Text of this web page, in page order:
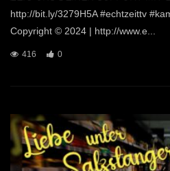
http://bit.ly/3279H5A #echtzeittv
Copyright © 2024 | http://www.e...
416 0